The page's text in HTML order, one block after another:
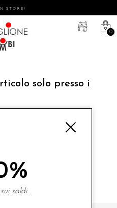
STORE!
0
solo presso i
Angela
saldi.